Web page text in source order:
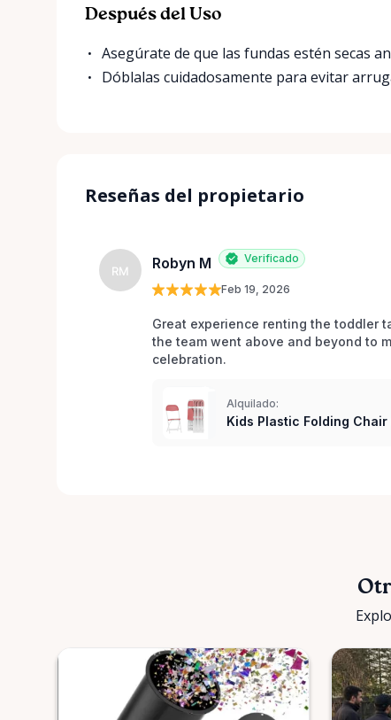
Después del Uso
Asegúrate de que las fundas estén secas
Dóblalas cuidadosamente para evitar
Reseñas del propietario
RM Robyn M Verificado
Feb 19, 2026
Great experience renting the toddler
the team went above and beyond to
celebration.
Alquilado:
Kids Plastic Folding Chair